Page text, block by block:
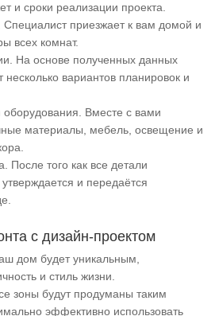
и сроки реализации проекта.
приезжает к вам домой и
всех комнат.
На основе полученных данных
несколько вариантов планировок и
Вместе с вами
материалы, мебель, освещение и
После того как все детали
и передаётся
с дизайн-проектом
дом будет уникальным,
и стиль жизни.
зоны будут продуманы таким
эффективно использовать